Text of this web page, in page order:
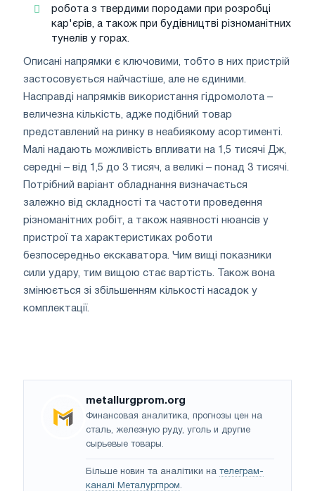
робота з твердими породами при розробці
кар'єрів, а також при будівництві різноманітних
тунелів у горах.
Описані напрямки є ключовими, тобто в них пристрій
застосовується найчастіше, але не єдиними.
Насправді напрямків використання гідромолота –
величезна кількість, адже подібний товар
представлений на ринку в неабиякому асортименті.
Малі надають можливість впливати на 1,5 тисячі Дж,
середні – від 1,5 до 3 тисяч, а великі – понад 3 тисячі.
Потрібний варіант обладнання визначається
залежно від складності та частоти проведення
різноманітних робіт, а також наявності нюансів у
пристрої та характеристиках роботи
безпосередньо екскаватора. Чим вищі показники
сили удару, тим вищою стає вартість. Також вона
змінюється зі збільшенням кількості насадок у
комплектації.
metallurgprom.org
Финансовая аналитика, прогнозы цен на
сталь, железную руду, уголь и другие
сырьевые товары.
Більше новин та аналітики на телеграм-
каналі Металургпром.